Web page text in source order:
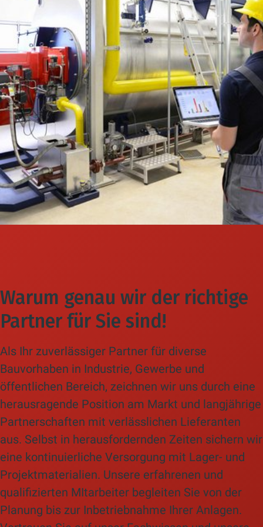
Wir planen, installieren, warten und
sanieren Sanitäranlagen für
verschiedene Anwendungsbereiche.
Besonders im gewerblichen,
industriellen und öffentlichen Sektor,
wie Restaurants oder Büros, sind
spezielle Anforderungen zu erfüllen.
Unsere Installateure, Monteure und
Techniker bieten flexible Lösungen für
Hygiene gerecht zu werden. Die
Gastronomie und Hotellerie legen nicht
nur Wert auf Funktionalität, sondern
auch auf Ästhetik. Wir berücksichtigen
alle Aspekte bereits in der
Planungsphase, einschließlich
barrierefreier Nutzung. Neben
Krankenhäusern und
Pflegeeinrichtungen haben auch
Sportstätten hohe Ansprüche an ihre
Sanitäranlagen. Mangelhafte Planung
und Installation können
Hygieneprobleme und
Unannehmlichkeiten für Gäste und
Warum genau wir der richtige
Partner für Sie sind!
Als Ihr zuverlässiger Partner für diverse
Bauvorhaben in Industrie, Gewerbe und
öffentlichen Bereich, zeichnen wir uns durch eine
herausragende Position am Markt und langjährige
Partnerschaften mit verlässlichen Lieferanten
aus. Selbst in herausfordernden Zeiten sichern wir
eine kontinuierliche Versorgung mit Lager- und
Projektmaterialien. Unsere erfahrenen und
qualifizierten MItarbeiter begleiten Sie von der
Planung bis zur Inbetriebnahme Ihrer Anlagen.